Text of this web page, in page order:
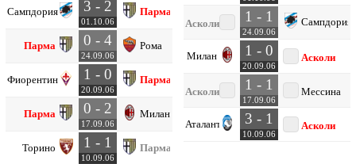
Сампдория 3 - 2
01.10.06
Парма
Парма 0 - 4
24.09.06
Рома
Фиорентина 1 - 0
20.09.06
Парма
Парма 0 - 2
17.09.06
Милан
Торино 1 - 1
10.09.06
Парма
Асколи 1 - 1
24.09.06
Сампдория
Милан 1 - 0
20.09.06
Асколи
Асколи 1 - 1
17.09.06
Мессина
Аталанта 3 - 1
10.09.06
Асколи